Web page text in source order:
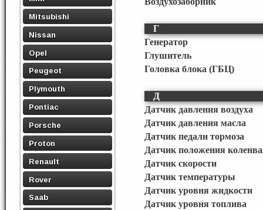
Mitsubishi
Nissan
Opel
Peugeot
Plymouth
Pontiac
Porsche
Proton
Renault
Rover
Saab
Г
Генератор
Глушитель
Головка блока (ГБЦ)
Д
Датчик давления воздуха
Датчик давления масла
Датчик педали тормоза
Датчик положения
Датчик скорости
Датчик температуры
Датчик уровня жидкости
Датчик уровня топлива